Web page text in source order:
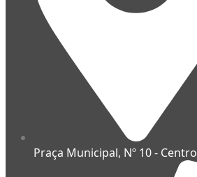
Praça Municipal, Nº 10 - Centro